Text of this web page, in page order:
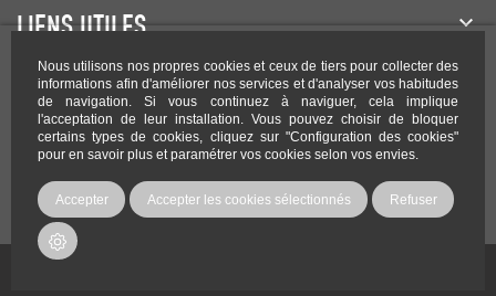
Nous utilisons nos propres cookies et ceux de tiers pour collecter des
informations afin d'améliorer nos services et d'analyser vos habitudes
de navigation. Si vous continuez à naviguer, cela implique
l'acceptation de leur installation. Vous pouvez choisir de bloquer
certains types de cookies, cliquez sur "Configuration des cookies"
pour en savoir plus et paramétrer vos cookies selon vos envies.
Accepter Accepter les cookies sélectionnés Refuser
LIENS UTILES
NEWSLETTER